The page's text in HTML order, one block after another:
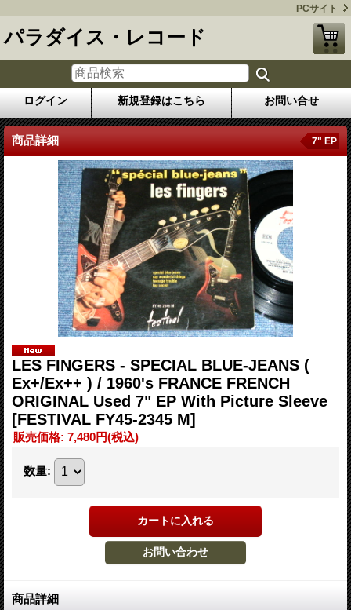
PCサイト
パラダイス・レコード
ログイン 新規登録はこちら お問い合せ
商品詳細 7" EP
LES FINGERS - SPECIAL BLUE-JEANS (
Ex+/Ex++ ) / 1960's FRANCE FRENCH
ORIGINAL Used 7" EP With Picture Sleeve
[FESTIVAL FY45-2345 M]
販売価格: 7,480円(税込)
数量:
商品詳細